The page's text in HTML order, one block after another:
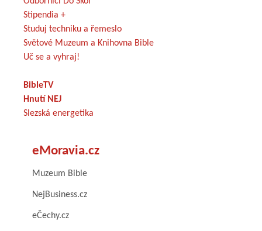
Stipendia +
Studuj techniku a řemeslo
Světové Muzeum a Knihovna Bible
Uč se a vyhraj!
BibleTV
Hnutí NEJ
Slezská energetika
eMoravia.cz
Muzeum Bible
NejBusiness.cz
eČechy.cz